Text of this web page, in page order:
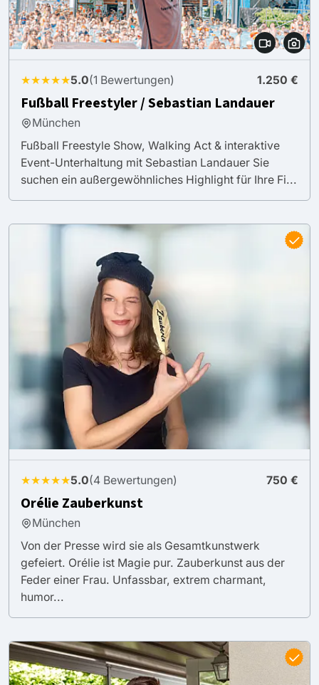
★★★★★5.0(1 Bewertungen) 1.250 €
Fußball Freestyler / Sebastian Landauer
München
Fußball Freestyle Show, Walking Act & interaktive
Event-Unterhaltung mit Sebastian Landauer Sie
suchen ein außergewöhnliches Highlight für Ihre Fi...
★★★★★5.0(4 Bewertungen) 750 €
Orélie Zauberkunst
München
Von der Presse wird sie als Gesamtkunstwerk
gefeiert. Orélie ist Magie pur. Zauberkunst aus der
Feder einer Frau. Unfassbar, extrem charmant,
humor...